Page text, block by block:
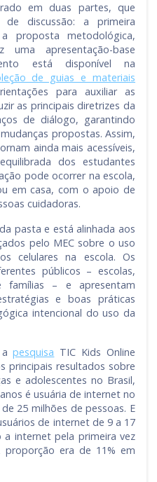
em duas partes, que
de discussão: a primeira
proposta metodológica,
apresentação-base
está disponível na
de guias e materiais
para auxiliar as
as principais diretrizes da
de diálogo, garantindo
propostas. Assim,
ainda mais acessíveis,
dos estudantes
pode ocorrer na escola,
em casa, com o apoio de
cuidadoras.
pasta e está alinhada aos
pelo MEC sobre o uso
celulares na escola. Os
públicos – escolas,
famílias – e apresentam
e boas práticas
intencional do uso da
apesquisa TIC Kids Online
principais resultados sobre
e adolescentes no Brasil,
é usuária de internet no
25 milhões de pessoas. E
de internet de 9 a 17
internet pela primeira vez
proporção era de 11% em